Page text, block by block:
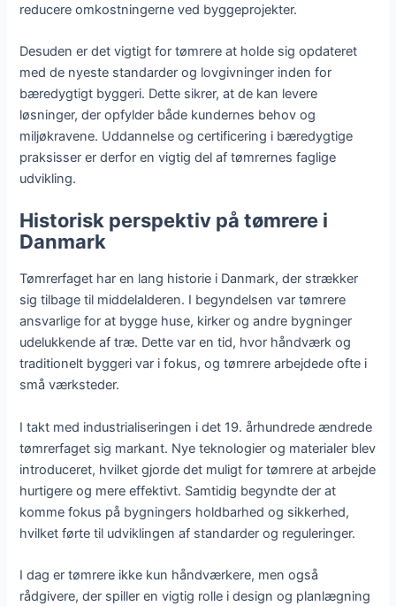
reducere omkostningerne ved byggeprojekter.
Desuden er det vigtigt for tømrere at holde sig opdateret
med de nyeste standarder og lovgivninger inden for
bæredygtigt byggeri. Dette sikrer, at de kan levere
løsninger, der opfylder både kundernes behov og
miljøkravene. Uddannelse og certificering i bæredygtige
praksisser er derfor en vigtig del af tømrernes faglige
udvikling.
Historisk perspektiv på tømrere i
Danmark
Tømrerfaget har en lang historie i Danmark, der strækker
sig tilbage til middelalderen. I begyndelsen var tømrere
ansvarlige for at bygge huse, kirker og andre bygninger
udelukkende af træ. Dette var en tid, hvor håndværk og
traditionelt byggeri var i fokus, og tømrere arbejdede ofte i
små værksteder.
I takt med industrialiseringen i det 19. århundrede ændrede
tømrerfaget sig markant. Nye teknologier og materialer blev
introduceret, hvilket gjorde det muligt for tømrere at arbejde
hurtigere og mere effektivt. Samtidig begyndte der at
komme fokus på bygningers holdbarhed og sikkerhed,
hvilket førte til udviklingen af standarder og reguleringer.
I dag er tømrere ikke kun håndværkere, men også
rådgivere, der spiller en vigtig rolle i design og planlægning